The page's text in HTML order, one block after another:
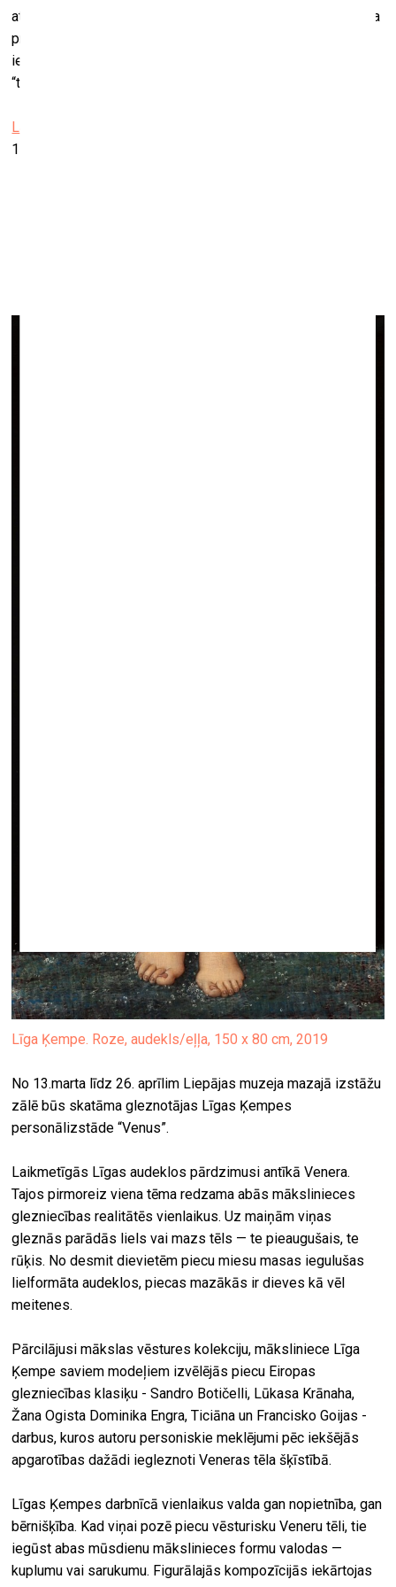
atbrīvoties no mākslas priekšmetu materialitātes un dizaina
priekšstatu uzspiestiem uztveres žņaugiem un
ierobežojumiem, veidot un atkārtot savā daiļrade jau veikto
“tradicionālo pieņēmumu” revīzijas aktu.
Latvijas Mākslinieku savienības galerija
11.novembra krastmala 35, Rīga
Līga Ķempe. Roze, audekls/eļļa, 150 x 80 cm, 2019
No 13.marta līdz 26. aprīlim Liepājas muzeja mazajā izstāžu
zālē būs skatāma gleznotājas Līgas Ķempes
personālizstāde “Venus”.
Laikmetīgās Līgas audeklos pārdzimusi antīkā Venera.
Tajos pirmoreiz viena tēma redzama abās mākslinieces
glezniecības realitātēs vienlaikus. Uz maiņām viņas
gleznās parādās liels vai mazs tēls — te pieaugušais, te
rūķis. No desmit dievietēm piecu miesu masas iegulušas
lielformāta audeklos, piecas mazākās ir dieves kā vēl
meitenes.
Pārcilājusi mākslas vēstures kolekciju, māksliniece Līga
Ķempe saviem modeļiem izvēlējās piecu Eiropas
glezniecības klasiķu - Sandro Botičelli, Lūkasa Krānaha,
Žana Ogista Dominika Engra, Ticiāna un Francisko Goijas -
darbus, kuros autoru personiskie meklējumi pēc iekšējās
apgarotības dažādi iegleznoti Veneras tēla šķīstībā.
Līgas Ķempes darbnīcā vienlaikus valda gan nopietnība, gan
bērnišķība. Kad viņai pozē piecu vēsturisku Veneru tēli, tie
iegūst abas mūsdienu mākslinieces formu valodas —
kuplumu vai sarukumu. Figurālajās kompozīcijās iekārtojas